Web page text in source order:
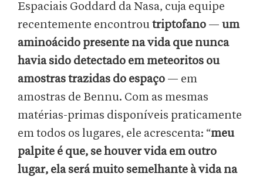
Espaciais Goddard da Nasa, cuja equipe
recentemente encontroutriptofano — um
aminoácido presente na vida que nunca
havia sido detectado em meteoritos ou
amostras trazidas do espaço — em
amostras de Bennu. Com as mesmas
matérias-primas disponíveis praticamente
em todos os lugares, ele acrescenta: “meu
palpite é que, se houver vida em outro
lugar, ela será muito semelhante à vida na